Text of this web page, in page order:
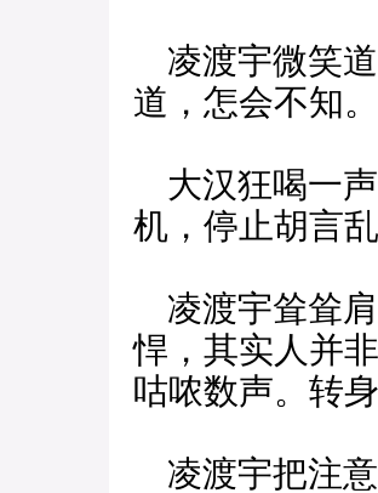
凌渡宇微笑
道，怎会不知
大汉狂喝一声
机，停止胡言
凌渡宇耸耸
悍，其实人并
咕哝数声。转身
凌渡宇把注